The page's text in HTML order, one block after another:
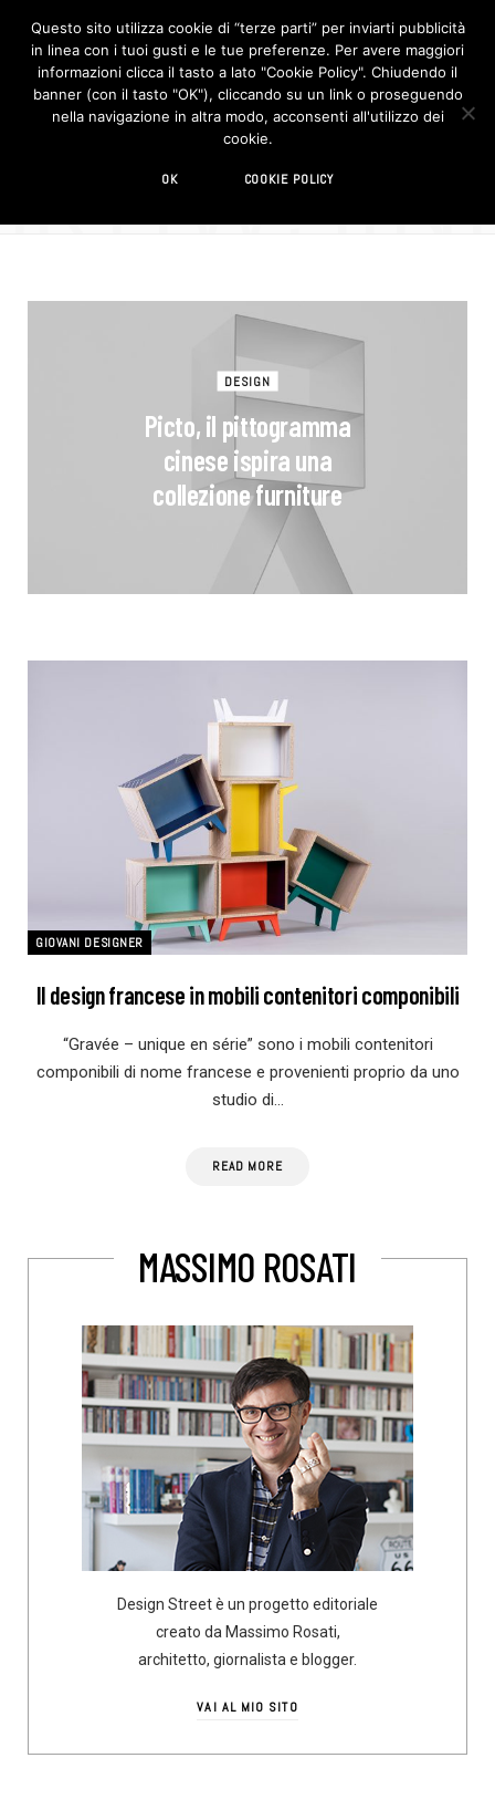
F
c
e
b
o
I
n
s
t
mobili
DESIGN
Picto, il pittogramma
cinese ispira una
collezione furniture
GIOVANI DESIGNER
Il design francese in mobili contenitori componibili
“Gravée – unique en série” sono i mobili contenitori
componibili di nome francese e provenienti proprio da uno
studio di…
READ MORE
MASSIMO ROSATI
Design Street è un progetto editoriale
creato da Massimo Rosati,
architetto, giornalista e blogger.
VAI AL MIO SITO
Questo sito utilizza cookie di “terze parti” per inviarti pubblicità
in linea con i tuoi gusti e le tue preferenze. Per avere maggiori
informazioni clicca il tasto a lato "Cookie Policy". Chiudendo il
banner (con il tasto "OK"), cliccando su un link o proseguendo
nella navigazione in altra modo, acconsenti all'utilizzo dei
cookie.
OK COOKIE POLICY